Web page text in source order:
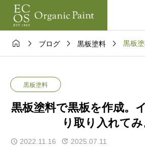
  ブログ  黒板塗料  黒板
黒板塗料
黒板塗料で黒板を作成。
り取り入れてみ
2022.11.16 2025.07.11